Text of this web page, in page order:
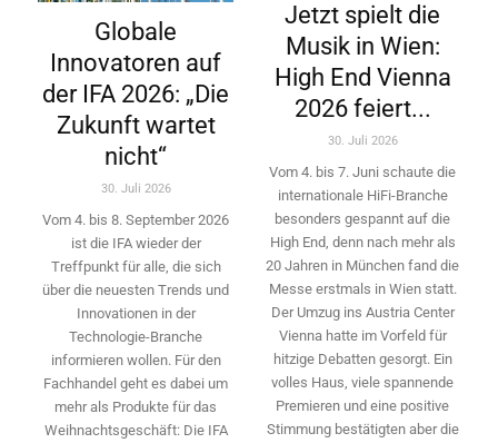
Globale
Innovatoren auf
der IFA 2026: „Die
Zukunft wartet
nicht“
30. Juli 2026
Vom 4. bis 8. September 2026
ist die IFA wieder der
Treffpunkt für alle, die sich
über die neuesten Trends und
Innovationen in der
Technologie-­Branche
informieren wollen. Für den
Fachhandel geht es dabei um
mehr als Produkte für das
Weihnachtsgeschäft: Die IFA
Jetzt spielt die
Musik in Wien:
High End Vienna
2026 feiert...
30. Juli 2026
Vom 4. bis 7. Juni schaute die
internationale HiFi-Branche
besonders gespannt auf die
High End, denn nach mehr als
20 Jahren in München fand die
Messe erstmals in Wien statt.
Der Umzug ins Austria Center
Vienna hatte im Vorfeld für
hitzige Debatten gesorgt. Ein
volles Haus, viele spannende
Premieren und eine positive
Stimmung bestätigten aber die